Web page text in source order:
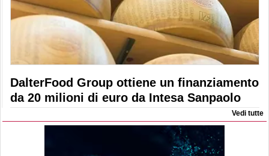
DalterFood Group ottiene un finanziamento
da 20 milioni di euro da Intesa Sanpaolo
Vedi tutte